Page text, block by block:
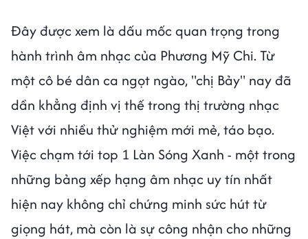
Đây được xem là dấu mốc quan trọng trong
hành trình âm nhạc của Phương Mỹ Chi. Từ
một cô bé dân ca ngọt ngào, "chị Bảy" nay đã
dần khẳng định vị thế trong thị trường nhạc
Việt với nhiều thử nghiệm mới mẻ, táo bạo.
Việc chạm tới top 1 Làn Sóng Xanh - một trong
những bảng xếp hạng âm nhạc uy tín nhất
hiện nay không chỉ chứng minh sức hút từ
giọng hát, mà còn là sự công nhận cho những